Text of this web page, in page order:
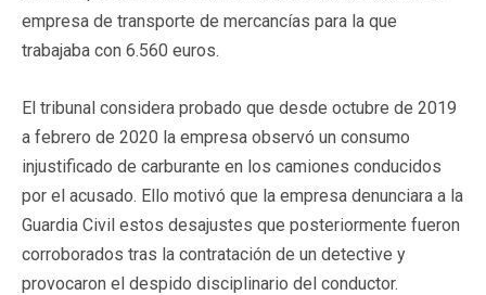
empresa de transporte de mercancías para la que
trabajaba con 6.560 euros.
El tribunal considera probado que desde octubre de 2019
a febrero de 2020 la empresa observó un consumo
injustificado de carburante en los camiones conducidos
por el acusado. Ello motivó que la empresa denunciara a la
Guardia Civil estos desajustes que posteriormente fueron
corroborados tras la contratación de un detective y
provocaron el despido disciplinario del conductor.